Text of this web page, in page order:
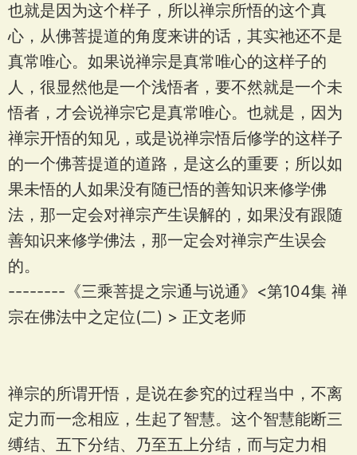
也就是因为这个样子，所以禅宗所悟的这个真
心，从佛菩提道的角度来讲的话，其实祂还不是
真常唯心。如果说禅宗是真常唯心的这样子的
人，很显然他是一个浅悟者，要不然就是一个未
悟者，才会说禅宗它是真常唯心。也就是，因为
禅宗开悟的知见，或是说禅宗悟后修学的这样子
的一个佛菩提道的道路，是这么的重要；所以如
果未悟的人如果没有随已悟的善知识来修学佛
法，那一定会对禅宗产生误解的，如果没有跟随
善知识来修学佛法，那一定会对禅宗产生误会
的。
--------《三乘菩提之宗通与说通》<第104集 禅
宗在佛法中之定位(二) > 正文老师
禅宗的所谓开悟，是说在参究的过程当中，不离
定力而一念相应，生起了智慧。这个智慧能断三
缚结、五下分结、乃至五上分结，而与定力相